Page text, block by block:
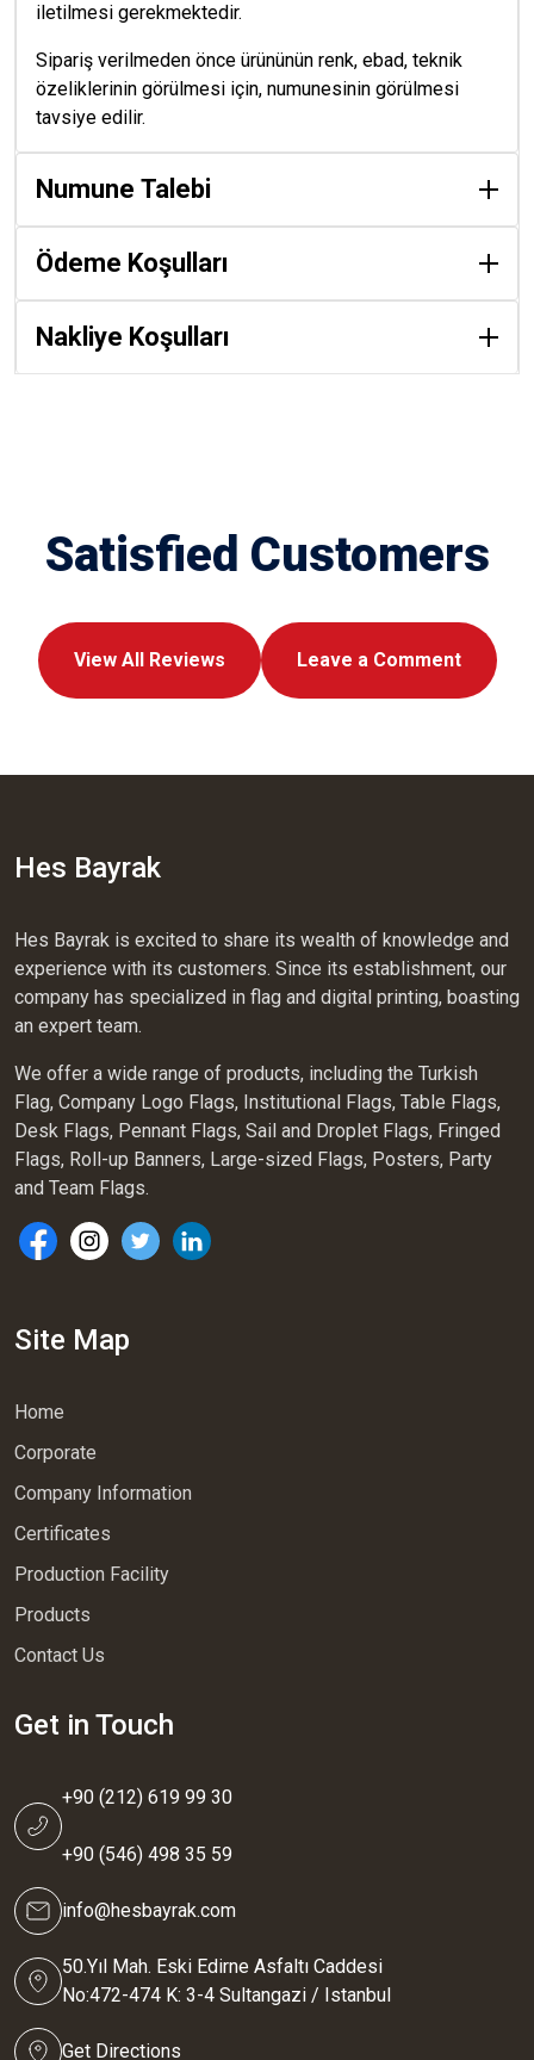
iletilmesi gerekmektedir.
Sipariş verilmeden önce ürününün renk, ebad, teknik
özeliklerinin görülmesi için, numunesinin görülmesi
tavsiye edilir.
Numune Talebi
Ödeme Koşulları
Nakliye Koşulları
Satisfied Customers
View All Reviews Leave a Comment
Hes Bayrak
Hes Bayrak is excited to share its wealth of knowledge and
experience with its customers. Since its establishment, our
company has specialized in flag and digital printing, boasting
an expert team.
We offer a wide range of products, including the Turkish
Flag, Company Logo Flags, Institutional Flags, Table Flags,
Desk Flags, Pennant Flags, Sail and Droplet Flags, Fringed
Flags, Roll-up Banners, Large-sized Flags, Posters, Party
and Team Flags.
Site Map
Home
Corporate
Company Information
Certificates
Production Facility
Products
Contact Us
Get in Touch
+90 (212) 619 99 30
+90 (546) 498 35 59
info@hesbayrak.com
50.Yıl Mah. Eski Edirne Asfaltı Caddesi
No:472-474 K: 3-4 Sultangazi / Istanbul
Get Directions